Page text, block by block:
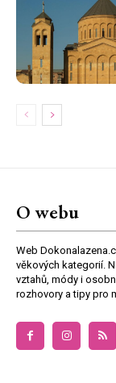
O webu
Web
věkových kategorií.
vztahů, módy i
rozhovory a tipy pro